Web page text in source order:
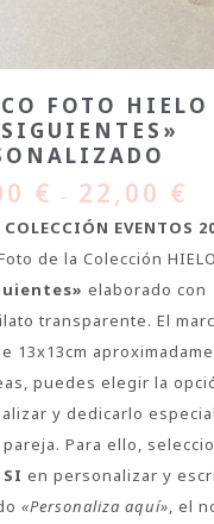
FOTO
€ – 22,00 €
COLECCIÓN EVENTOS
de la Colección
elaborado con
transparente. El
13x13cm
puedes elegir la
y dedicarlo
Para ello,
SI en personalizar y
«Personaliza aquí», el